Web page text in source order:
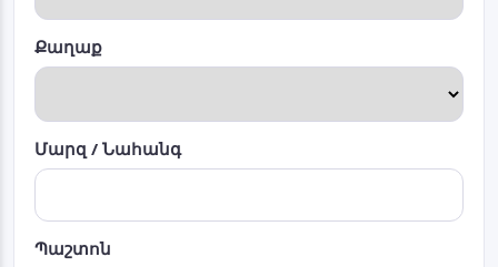
Քաղաք
Մարզ / Նահանգ
Պաշտոն